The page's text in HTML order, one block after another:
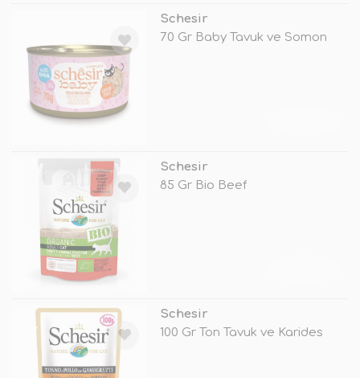
Schesir
70 Gr Baby Tavuk ve Somon
Schesir
85 Gr Bio Beef
Schesir
100 Gr Ton Tavuk ve Karides